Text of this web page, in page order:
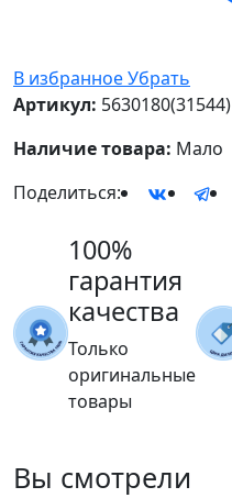
В избранноеУбрать
Артикул: 5630180(31544)
Наличие товара: Мало
Поделиться:
100%
гарантия
качества
Только
оригинальные
товары
Вы смотрели